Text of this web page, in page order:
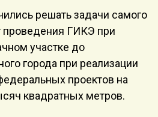
решать задачи самого
проведения ГИКЭ при
участке до
города при реализации
проектов на
квадратных метров.